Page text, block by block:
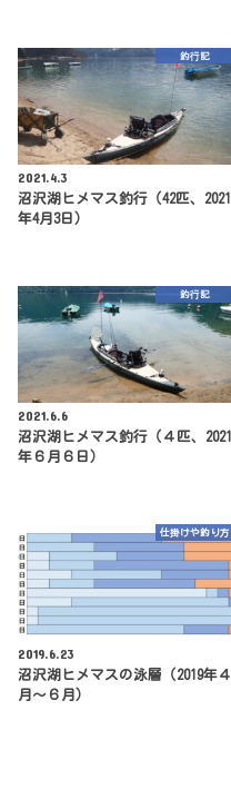
釣行記
2021.4.3
沼沢湖ヒメマス釣行（42匹、2021
年4月3日）
釣行記
2021.6.6
沼沢湖ヒメマス釣行（４匹、2021
年６月６日）
仕掛けや釣り方
2019.6.23
沼沢湖ヒメマスの泳層（2019年４
月～６月）